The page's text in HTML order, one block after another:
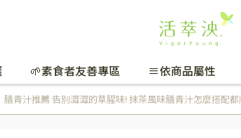
🌱素食者友善專區 ≡依商品屬性
膳青汁推薦 告別澀澀的草腥味! 抹茶風味膳青汁怎麼搭配